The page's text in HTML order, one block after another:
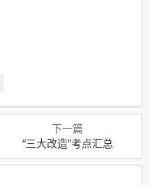
下一篇
“三大改造”考点汇总